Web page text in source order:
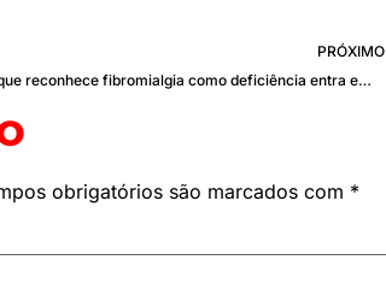
PRÓXIMO
Lei que reconhece fibromialgia como deficiência entra em vigor em 2026
obrigatórios são marcados com *